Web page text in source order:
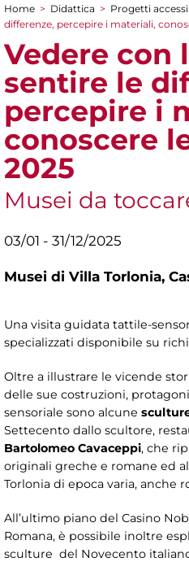
Tu sei qui
Home > Didattica > Progetti
differenze, percepire i materiali,
Vedere con
sentire le
percepire i
conoscere
2025
Musei da
03/01 - 31/12/2025
Musei di Villa Torlonia,
Una visita guidata tattile-
specializzati disponibile su
Oltre a illustrare le vicende
delle sue costruzioni,
sensoriale sono alcune
Settecento dallo scultore,
Bartolomeo Cavaceppi, che
originali greche e romane ed
Torlonia di epoca varia, anche
All’ultimo piano del Casino
Romana, è possibile inoltre
sculture del Novecento